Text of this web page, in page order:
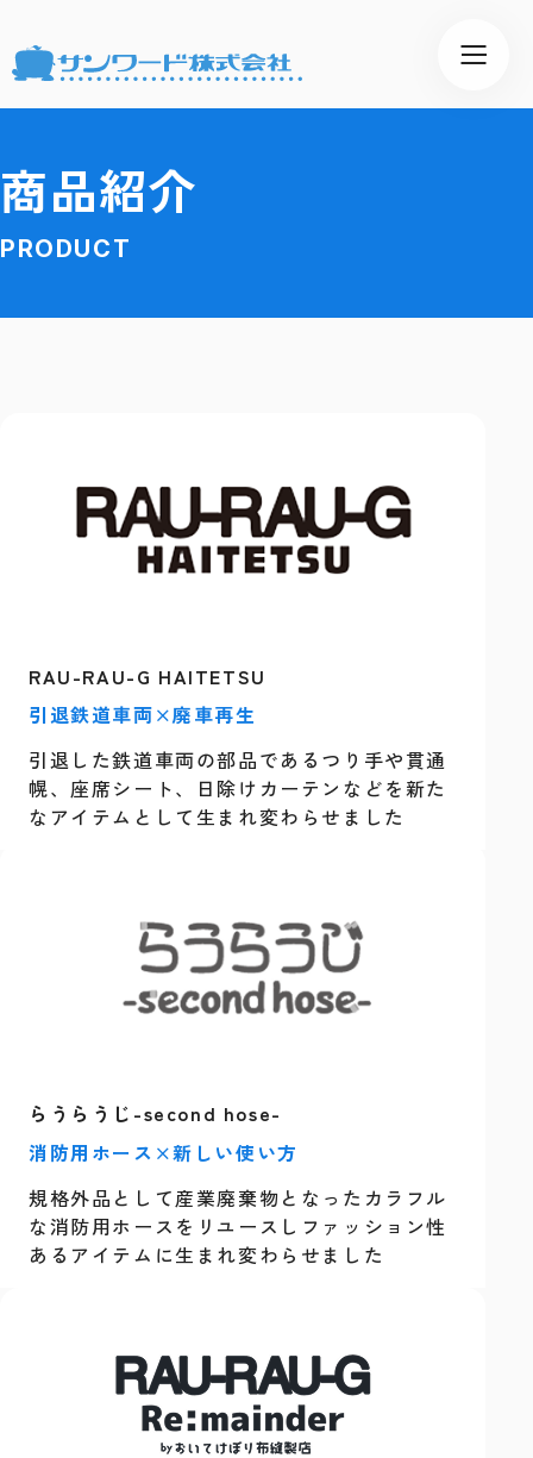
商品紹介
PRODUCT
RAU-RAU-G HAITETSU
引退鉄道車両×廃車再生
引退した鉄道車両の部品であるつり手や貫通
幌、座席シート、日除けカーテンなどを新た
なアイテムとして生まれ変わらせました
らうらうじ-second hose-
消防用ホース×新しい使い方
規格外品として産業廃棄物となったカラフル
な消防用ホースをリユースしファッション性
あるアイテムに生まれ変わらせました